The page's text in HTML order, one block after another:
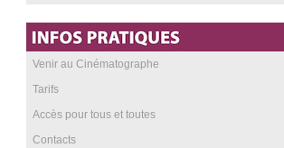
Venir au Cinématographe
Tarifs
Accès pour tous et toutes
Contacts